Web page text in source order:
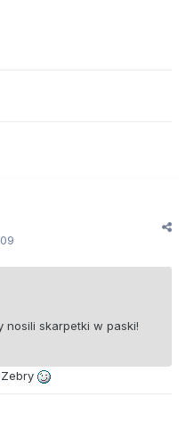
nosili skarpetki w paski!